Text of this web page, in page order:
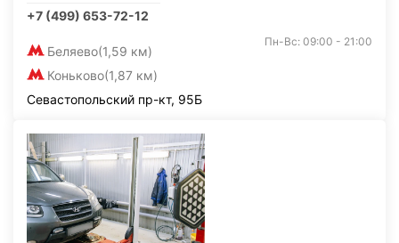
+7 (499) 653-72-12
Беляево(1,59 км)
Коньково(1,87 км)
Пн-Вс: 09:00 - 21:00
Севастопольский пр-кт, 95Б